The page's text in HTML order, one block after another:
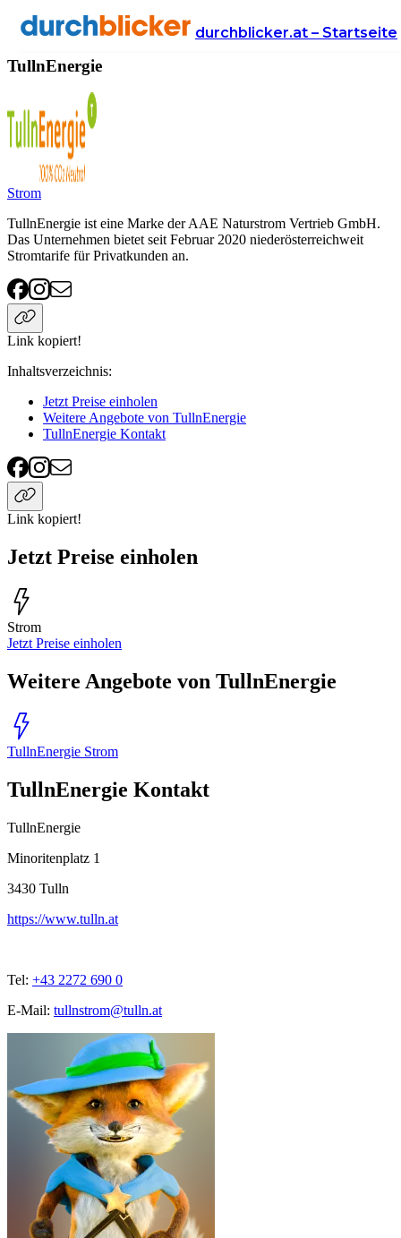
durchblicker.at – Startseite
Anbieter Energie TullnEnergie
TullnEnergie
Strom
TullnEnergie ist eine Marke der AAE Naturstrom Vertrieb GmbH.
Das Unternehmen bietet seit Februar 2020 niederösterreichweit
Stromtarife für Privatkunden an.
Link kopiert!
Inhaltsverzeichnis:
Jetzt Preise einholen
Weitere Angebote von TullnEnergie
TullnEnergie Kontakt
Link kopiert!
Jetzt Preise einholen
Strom
Jetzt Preise einholen
Weitere Angebote von TullnEnergie
TullnEnergie Strom
TullnEnergie Kontakt
TullnEnergie
Minoritenplatz 1
3430 Tulln
https://www.tulln.at
Tel: +43 2272 690 0
E-Mail: tullnstrom@tulln.at